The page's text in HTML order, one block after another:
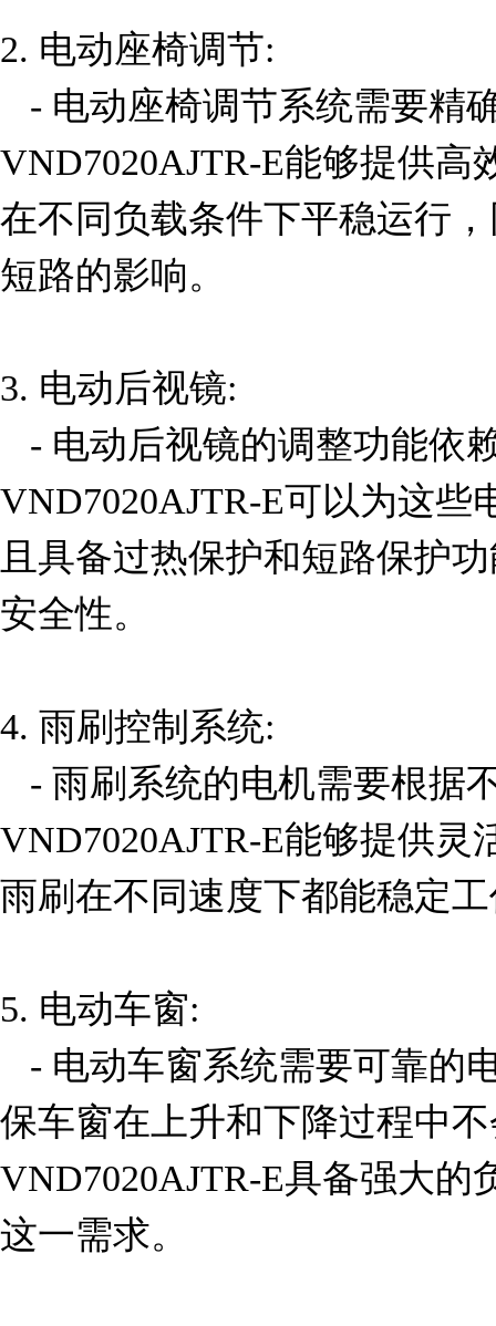
2. 电动座椅调节:
VND7020AJTR-E能够提供高
在不同负载条件下平稳运行
短路的影响。
3. 电动后视镜:
VND7020AJTR-E可以为这些
且具备过热保护和短路保护
安全性。
4. 雨刷控制系统:
VND7020AJTR-E能够提供灵
雨刷在不同速度下都能稳定
5. 电动车窗:
保车窗在上升和下降过程中
VND7020AJTR-E具备强大的
这一需求。